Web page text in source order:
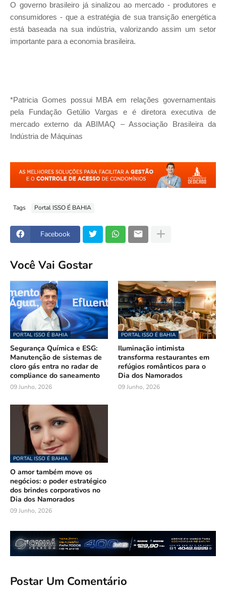
O governo brasileiro já sinalizou ao mercado - produtores e
consumidores - que a estratégia de sua transição energética
está baseada na sua indústria, valorizando assim um setor
importante para a economia brasileira.
*Patricia Gomes possui MBA em relações governamentais
pela Fundação Getúlio Vargas e é diretora executiva de
mercado externo da ABIMAQ – Associação Brasileira da
Indústria de Máquinas
Tags Portal ISSO É BAHIA
Facebook
Você Vai Gostar
PORTAL ISSO É BAHIA
Segurança Química e ESG:
Manutenção de sistemas de
cloro gás entra no radar de
compliance do saneamento
09 Junho, 2026
PORTAL ISSO É BAHIA
Iluminação intimista
transforma restaurantes em
refúgios românticos para o
Dia dos Namorados
09 Junho, 2026
PORTAL ISSO É BAHIA
O amor também move os
negócios: o poder estratégico
dos brindes corporativos no
Dia dos Namorados
09 Junho, 2026
Postar Um Comentário